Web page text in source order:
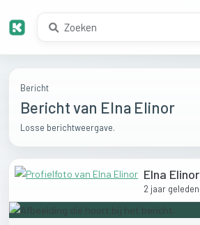
Bericht
Bericht van Elna Elinor
Losse berichtweergave.
Elna Elinor
2 jaar geleden